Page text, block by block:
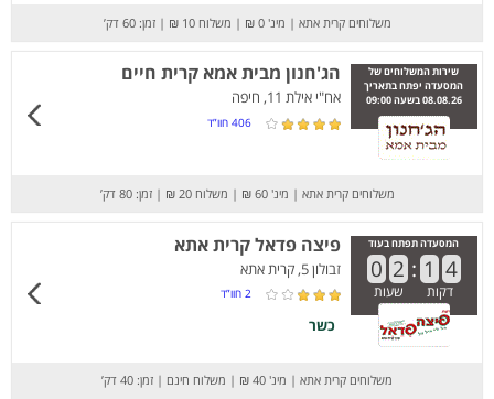
משלוחים קרית אתא | מינ' 0 ₪ | משלוח 10 ₪ | זמן: 60 דק’
שירות המשלוחים של
המסעדה יפתח בתאריך
08.08.26 בשעה 09:00
הג'חנון מבית אמא קרית חיים
אח"י אילת 11, חיפה
406 חוו”ד
משלוחים קרית אתא | מינ' 60 ₪ | משלוח 20 ₪ | זמן: 80 דק’
המסעדה תפתח בעוד
0 2 : 1 4
דקות שעות
פיצה פדאל קרית אתא
זבולון 5, קרית אתא
2 חוו”ד
כשר
משלוחים קרית אתא | מינ' 40 ₪ | משלוח חינם | זמן: 40 דק’